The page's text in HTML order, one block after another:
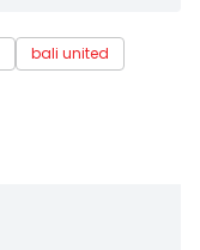
bali united